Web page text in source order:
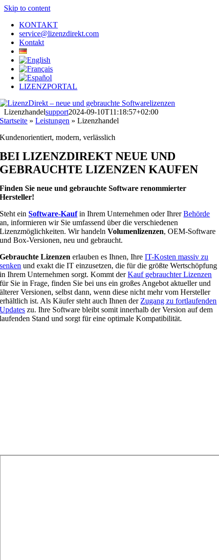
Skip to content
KONTAKT
service@lizenzdirekt.com
Kontakt
LIZENZPORTAL
Lizenzhandelsupport2024-09-10T11:18:57+02:00
Startseite »Leistungen »Lizenzhandel
Kundenorientiert, modern, verlässlich
BEI LIZENZDIREKT NEUE UND
GEBRAUCHTE LIZENZEN KAUFEN
Finden Sie neue und gebrauchte Software renommierter
Hersteller!
Steht einSoftware-Kaufin Ihrem Unternehmen oder IhrerBehörde
an, informieren wir Sie umfassend über die verschiedenen
Lizenzmöglichkeiten. Wir handelnVolumenlizenzen, OEM-Software
und Box-Versionen, neu und gebraucht.
Gebrauchte Lizenzen erlauben es Ihnen, IhreIT-Kosten massiv zu
senken und exakt die IT einzusetzen, die für die größte Wertschöpfung
in Ihrem Unternehmen sorgt. Kommt derKauf gebrauchter Lizenzen
für Sie in Frage, finden Sie bei uns ein großes Angebot aktueller und
älterer Versionen, selbst dann, wenn diese nicht mehr vom Hersteller
erhältlich ist. Als Käufer steht auch Ihnen der Zugang zu fortlaufenden
Updates zu. Ihre Software bleibt somit innerhalb der Version auf dem
laufenden Stand und sorgt für eine optimale Kompatibilität.